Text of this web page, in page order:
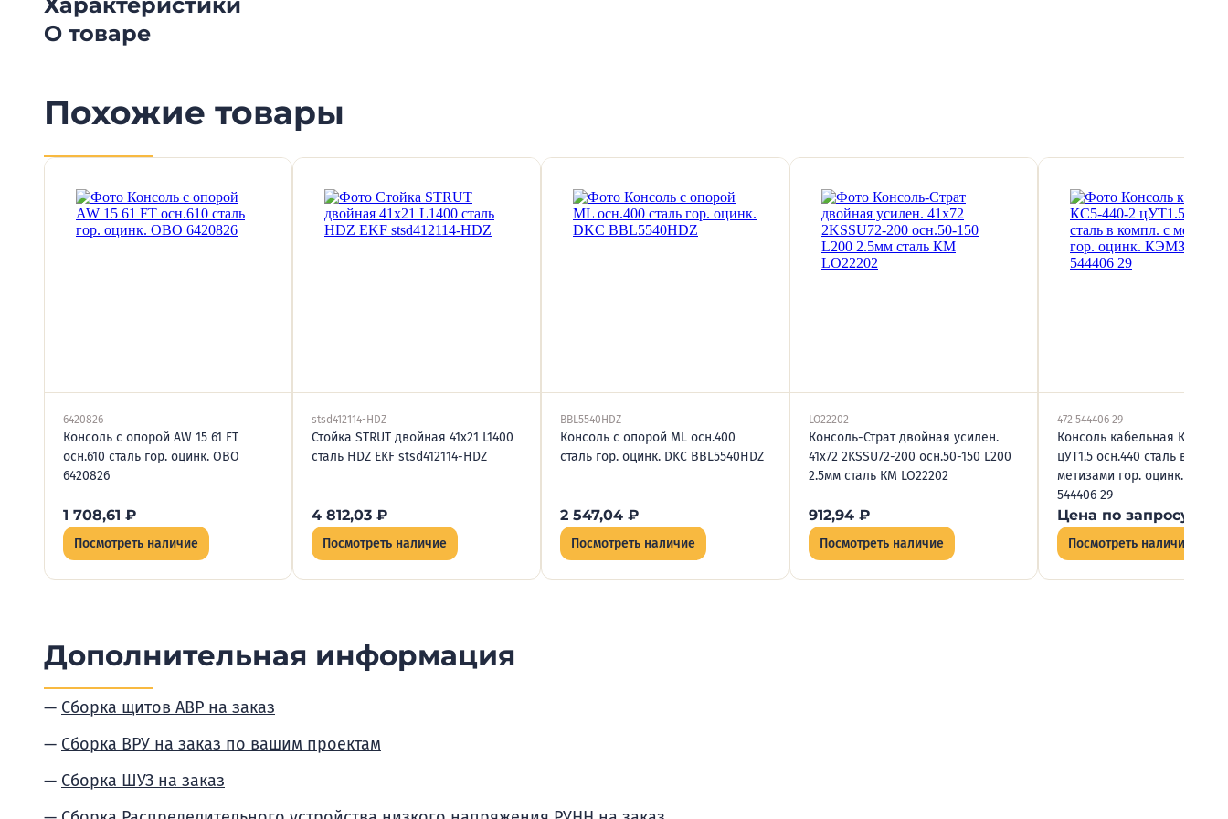
О товаре
Похожие товары
6420826
Консоль с опорой AW 15 61 FT
осн.610 сталь гор. оцинк. OBO
6420826
1 708,61 ₽
Посмотреть наличие
stsd412114-HDZ
Стойка STRUT двойная 41х21 L1400
сталь HDZ EKF stsd412114-HDZ
4 812,03 ₽
Посмотреть наличие
BBL5540HDZ
Консоль с опорой ML осн.400
сталь гор. оцинк. DKC BBL5540HDZ
2 547,04 ₽
Посмотреть наличие
LO22202
Консоль-Страт двойная усилен.
41х72 2KSSU72-200 осн.50-150 L200
2.5мм сталь КМ LO22202
912,94 ₽
Посмотреть наличие
472 544406 29
Консоль кабельная КС5-
цУТ1.5 осн.440 сталь в
метизами гор. оцинк. КЭМЗ
544406 29
Цена по запросу
Посмотреть наличие
Дополнительная информация
Сборка щитов АВР на заказ
Сборка ВРУ на заказ по вашим проектам
Сборка ШУЗ на заказ